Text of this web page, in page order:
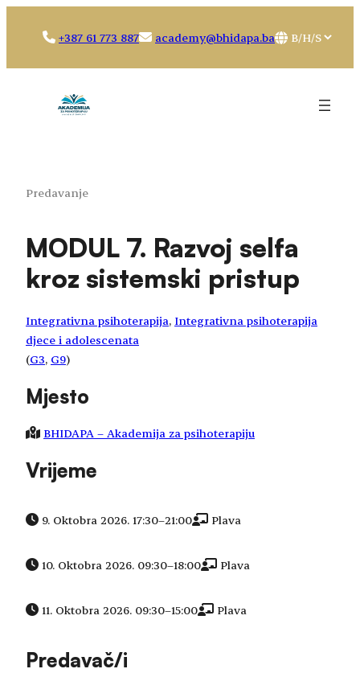
+387 61 773 887 academy@bhidapa.ba
Choose
Predavanje
MODUL 7. Razvoj selfa
kroz sistemski pristup
Integrativna psihoterapija, Integrativna psihoterapija
djece i adolescenata
(G3, G9)
Mjesto
BHIDAPA – Akademija za psihoterapiju
Vrijeme
9. Oktobra 2026. 17:30–21:00 Plava
10. Oktobra 2026. 09:30–18:00 Plava
11. Oktobra 2026. 09:30–15:00 Plava
Predavač/i